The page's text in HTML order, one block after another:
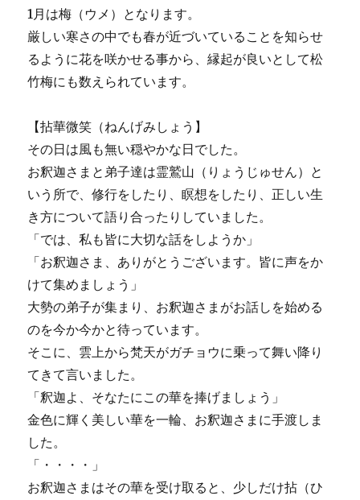
1月は梅（ウメ）となります。
厳しい寒さの中でも春が近づいていることを知らせ
るように花を咲かせる事から、縁起が良いとして松
竹梅にも数えられています。
【拈華微笑（ねんげみしょう】
その日は風も無い穏やかな日でした。
お釈迦さまと弟子達は霊鷲山（りょうじゅせん）と
いう所で、修行をしたり、瞑想をしたり、正しい生
き方について語り合ったりしていました。
「では、私も皆に大切な話をしようか」
「お釈迦さま、ありがとうございます。皆に声をか
けて集めましょう」
大勢の弟子が集まり、お釈迦さまがお話しを始める
のを今か今かと待っています。
そこに、雲上から梵天がガチョウに乗って舞い降り
てきて言いました。
「釈迦よ、そなたにこの華を捧げましょう」
金色に輝く美しい華を一輪、お釈迦さまに手渡しま
した。
「・・・・」
お釈迦さまはその華を受け取ると、少しだけ拈（ひ